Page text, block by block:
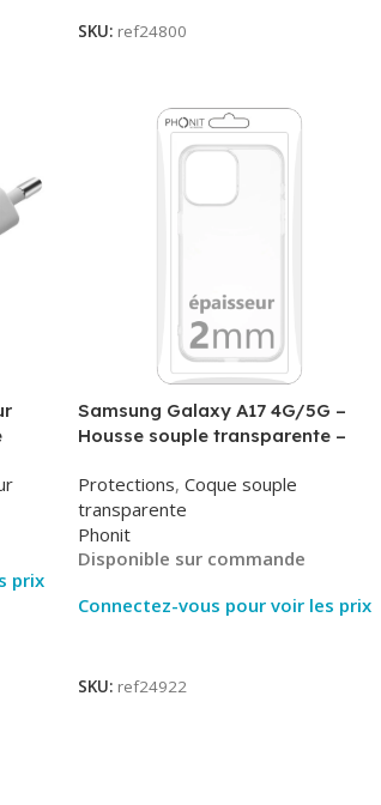
SKU: ref24800
prix
Samsung Galaxy A17 4G/5G –
Housse souple transparente –
Protections, Coque souple
transparente
Phonit
Disponible sur commande
Connectez-vous pour voir les prix
SKU: ref24922